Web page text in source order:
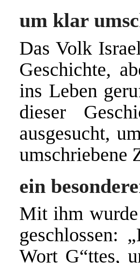
um klar
Das Volk
Geschichte,
ins Leben
dieser
ausgesucht,
umschriebene
ein
Mit ihm wurde
geschlossen:
Wort G“ttes,